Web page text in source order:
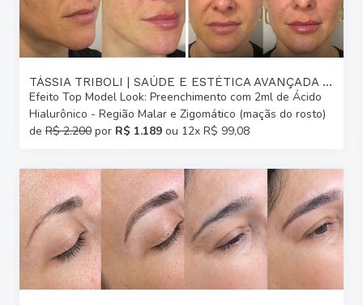
TÁSSIA TRIBOLI | SAÚDE E ESTÉTICA AVANÇADA | GLÓRIA
Efeito Top Model Look: Preenchimento com 2ml de Ácido
Hialurônico - Região Malar e Zigomático (maçãs do rosto)
de R$ 2.200 por R$ 1.189 ou 12x R$ 99,08